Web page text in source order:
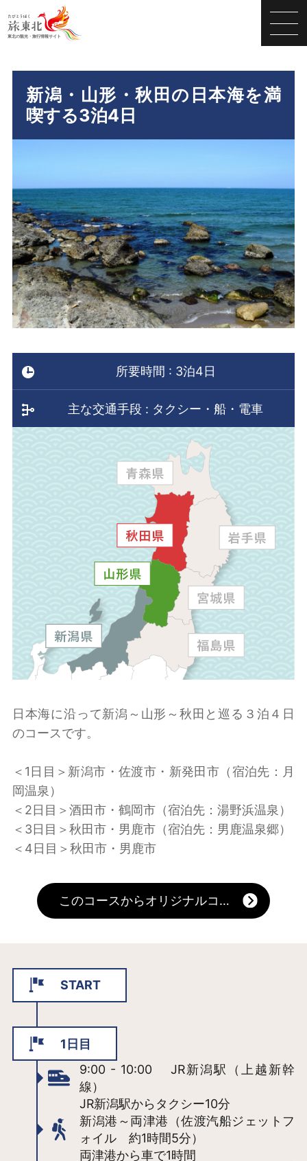
新潟・山形・秋田の日本海を満
喫する3泊4日
所要時間 : 3泊4日
主な交通手段 : タクシー・船・電車
日本海に沿って新潟～山形～秋田と巡る３泊４日
のコースです。
＜1日目＞新潟市・佐渡市・新発田市（宿泊先：月
岡温泉）
＜2日目＞酒田市・鶴岡市（宿泊先：湯野浜温泉）
＜3日目＞秋田市・男鹿市（宿泊先：男鹿温泉郷）
＜4日目＞秋田市・男鹿市
このコースからオリジナルコースを作る
START
1日目
9:00 - 10:00 JR新潟駅（上越新幹
線）
JR新潟駅からタクシー10分
新潟港～両津港（佐渡汽船ジェットフ
ォイル 約1時間5分）
両津港から車で1時間